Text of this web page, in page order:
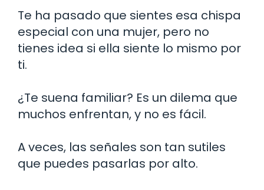
Te ha pasado que sientes esa chispa
especial con una mujer, pero no
tienes idea si ella siente lo mismo por
ti.
¿Te suena familiar? Es un dilema que
muchos enfrentan, y no es fácil.
A veces, las señales son tan sutiles
que puedes pasarlas por alto.